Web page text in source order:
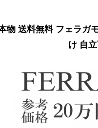
物 送料無料 フェラガ
け 自